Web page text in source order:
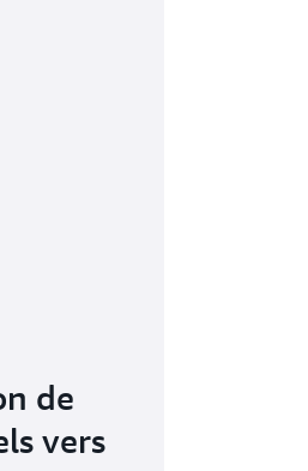
de
vers